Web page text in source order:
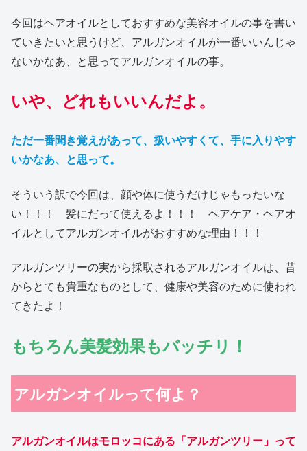
今回はヘアオイルとしておすすめな美容オイルの事を書い
ていきたいと思うけど、アルガンオイルが一番いいんじゃ
ないかなあ、と思ってアルガンオイルの事。
いや、どれもいいんだよ。
ただ一番聞き覚えがあって、扱いやすくて、手に入りやす
いかなあ、と思って。
そういう訳で今回は、顔や体に使うだけじゃもったいな
い！！！ 髪にだって使えるよ！！！ ヘアケア・ヘアオ
イルとしてアルガンオイルがおすすめな理由！！！
アルガンツリーの実から採取されるアルガンオイルは、昔
からとても貴重なものとして、健康や美容のために使われ
てきたよ！
もちろん美髪効果もバッチリ！
アルガンオイルって何よ？
アルガンオイルはモロッコにある「アルガンツリー」って